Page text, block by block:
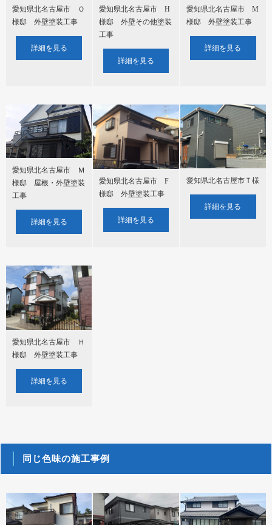
愛知県北名古屋市 Ｏ
様邸 外壁塗装工事
詳細を見る
愛知県北名古屋市 H
様邸 外壁その他塗装
工事
詳細を見る
愛知県北名古屋市 M
様邸 外壁塗装工事
詳細を見る
愛知県北名古屋市 Ｍ
様邸 屋根・外壁塗装
工事
詳細を見る
愛知県北名古屋市 F
様邸 外壁塗装工事
詳細を見る
愛知県北名古屋市Ｔ様
詳細を見る
愛知県北名古屋市 Ｈ
様邸 外壁塗装工事
詳細を見る
同じ色味の施工事例